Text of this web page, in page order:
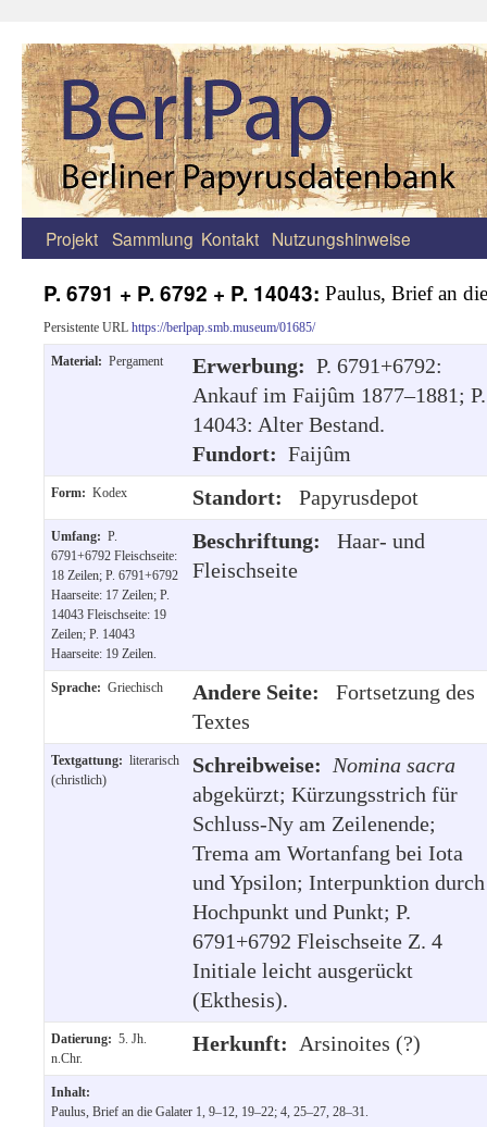
Zum
springen
Projekt Sammlung Kontakt Nutzungshinweise
P. 6791 + P. 6792 + P. 14043: Paulus, Brief an
Persistente URL https://berlpap.smb.museum/01685/
Material: Pergament Erwerbung: P. 6791+6792:
Ankauf im Faijûm 1877–1881; P.
14043: Alter Bestand.
Fundort: Faijûm
Form: Kodex Standort: Papyrusdepot
Umfang: P.
6791+6792 Fleischseite:
18 Zeilen; P. 6791+6792
Haarseite: 17 Zeilen; P.
14043 Fleischseite: 19
Zeilen; P. 14043
Haarseite: 19 Zeilen.
Beschriftung:
Haar- und
Fleischseite
Sprache: Griechisch Andere Seite:
Fortsetzung des
Textes
Textgattung: literarisch
(christlich)
Schreibweise: Nomina sacra
abgekürzt; Kürzungsstrich für
Schluss-Ny am Zeilenende;
Trema am Wortanfang bei Iota
und Ypsilon; Interpunktion durch
Hochpunkt und Punkt; P.
6791+6792 Fleischseite Z. 4
Initiale leicht ausgerückt
(Ekthesis).
Datierung: 5. Jh.
n.Chr.
Herkunft: Arsinoites (?)
Inhalt:
Paulus, Brief an die Galater 1, 9–12, 19–22; 4, 25–27, 28–31.